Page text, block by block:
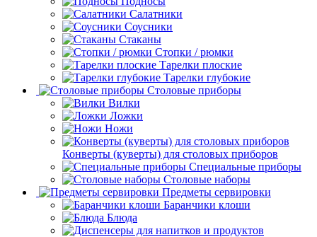
Салатники
Соусники
Стаканы
Стопки / рюмки
Тарелки плоские
Тарелки глубокие
Столовые приборы
Вилки
Ложки
Ножи
Конверты (куверты) для столовых приборов
Специальные приборы
Столовые наборы
Предметы сервировки
Баранчики клоши
Блюда